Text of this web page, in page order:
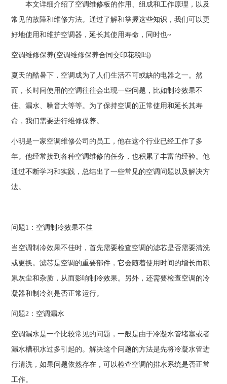
本文详细介绍了空调维修板的作用、组成和工作原理，以及
常见的故障和维修方法。通过了解和掌握这些知识，我们可以更
好地使用和维护空调器，延长其使用寿命，同时也~
空调维修保养(空调维修保养合同交印花税吗)
夏天的酷暑下，空调成为了人们生活不可或缺的电器之一。然
而，长时间使用的空调往往会出现一些问题，比如制冷效果不
佳、漏水、噪音大等等。为了保持空调的正常使用和延长其寿
命，我们需要进行维修保养。
小明是一家空调维修公司的员工，他在这个行业已经工作了多
年。他经常接到各种空调维修的任务，也积累了丰富的经验。他
通过不断学习和实践，总结出了一些常见的空调问题以及解决方
法。
问题1：空调制冷效果不佳
当空调制冷效果不佳时，首先需要检查空调的滤芯是否需要清洗
或更换。滤芯是空调的重要部件，它会随着使用时间的增长而积
累灰尘和杂质，从而影响制冷效果。另外，还需要检查空调的冷
凝器和制冷剂是否正常运行。
问题2：空调漏水
空调漏水是一个比较常见的问题，一般是由于冷凝水管堵塞或者
漏水槽积水过多引起的。解决这个问题的方法是先将冷凝水管进
行清洗，如果问题依然存在，可以检查空调的排水系统是否正常
工作。